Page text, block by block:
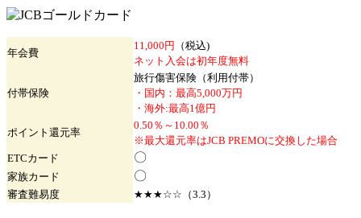
年会費
11,000円
（税込)
ネット入会は初年度無料
付帯保険
旅行傷害保険（利用付帯）
・国内：最高5,000万円
・海外:最高1億円
ポイント 還元率
0.50％～10.00％
※最大還元率はJCB PREMOに交換した場合
ETCカード 〇
家族カード 〇
審査難易度 ★★★☆☆（3.3）